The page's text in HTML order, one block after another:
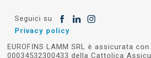
Seguici su
Privacy policy
EUROFINS LAMM SRL è assicurata
00034532300433 della Cattolica